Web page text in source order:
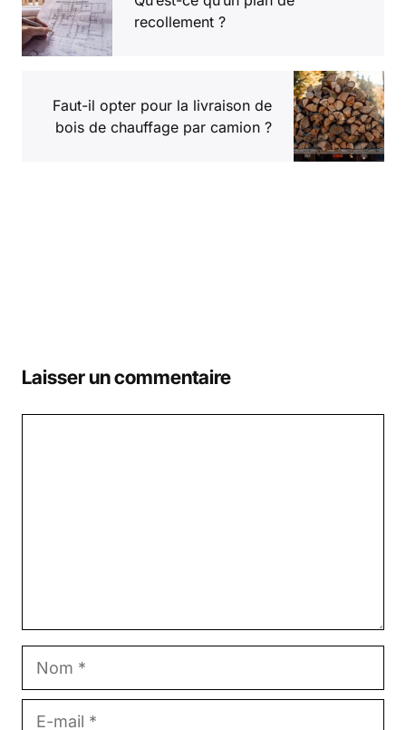
recollement ?
Faut-il opter pour la livraison de
bois de chauffage par camion ?
Laisser un commentaire